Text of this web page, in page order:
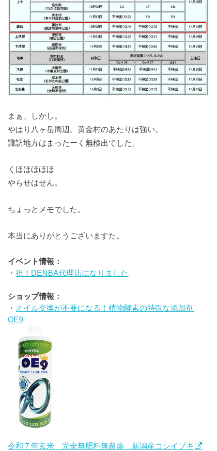
まぁ、しかし。
やはり八ヶ岳周辺。黄金村のあたりは強い。
諏訪地方はまったーく無検出でした。
くほほほほほ
やらせはせん。
ちょっとメモでした。
本当にありがとうございますた。
イベント情報：
・祝！DENBA代理店になりました
ショップ情報：
・ オイル交換が不要になる！植物酵素の特殊な添加剤
OE9
令和７年玄米 完全無肥料無農薬 新潟産コシイブキ